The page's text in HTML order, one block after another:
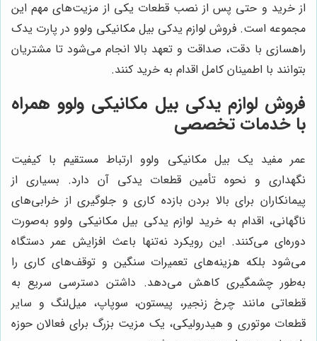
از خرید و حتی پس از نصب قطعات یکی از مزیت‌های مهم این
مجموعه است. فروش لوازم یدکی بیل مکانیکی ولوو در پارت یدک
راهسازی با دقت، صداقت و تعهد بالا انجام می‌شود تا مشتریان
بتوانند با اطمینان کامل اقدام به خرید کنند.
فروش لوازم یدکی بیل مکانیکی ولوو همراه
با خدمات تخصصی
عمر مفید یک بیل مکانیکی ولوو ارتباط مستقیم با کیفیت
نگهداری و نحوه تأمین قطعات یدکی آن دارد. بسیاری از
پیمانکاران برای بالا بردن بازده کاری و جلوگیری از خرابی‌های
ناگهانی، اقدام به خرید لوازم یدکی بیل مکانیکی ولوو به‌صورت
دوره‌ای می‌کنند. این رویکرد نه‌تنها باعث افزایش عمر دستگاه
می‌شود بلکه هزینه‌های تعمیرات سنگین و توقف‌های کاری را
به‌طور چشمگیری کاهش می‌دهد. داشتن دسترسی سریع به
قطعاتی مانند چرخ زنجیر، پیستون، سوپاپ، میل‌لنگ و سایر
قطعات موتوری و هیدرولیکی، یک مزیت بزرگ برای فعالان حوزه